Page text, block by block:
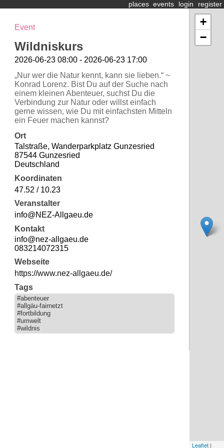
places events login register
Event
Wildniskurs
2026-06-23 08:00 - 2026-06-23 17:00
„Nur wer die Natur kennt, kann sie lieben.“ ~
Konrad Lorenz. Bist Du auf der Suche nach
einem kleinen Abenteuer, suchst Du die
Verbindung zur Natur oder willst einfach
gerne wissen, wie Du mit einfachsten Mitteln
ein Feuer machen kannst?
Ort
Talstraße, Wanderparkplatz Gunzesried
87544 Gunzesried
Deutschland
Koordinaten
47.52 / 10.23
Veranstalter
info@NEZ-Allgaeu.de
Kontakt
info@nez-allgaeu.de
083214072315
Webseite
https://www.nez-allgaeu.de/
Tags
#abenteuer
#allgäu-fairnetzt
#fortbildung
#umwelt
#wildnis
+
−
Leaflet|